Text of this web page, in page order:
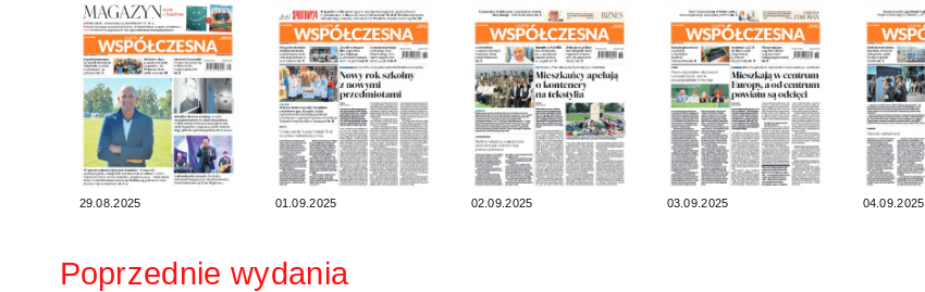
29.08.2025 01.09.2025 02.09.2025 03.09.2025 04.09.2025
Poprzednie wydania